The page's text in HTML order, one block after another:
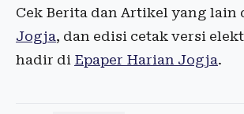
Cek Berita dan Artikel yang lain
Jogja, dan edisi cetak versi
hadir di Epaper Harian Jogja.